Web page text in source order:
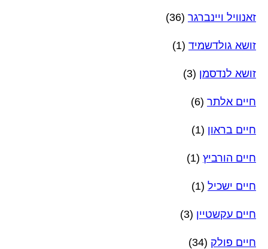
זאנוויל ויינברגר (36)
זושא גולדשמיד (1)
זושא לנדסמן (3)
חיים אלתר (6)
חיים בראון (1)
חיים הורביץ (1)
חיים ישכיל (1)
חיים עקשטיין (3)
חיים פולק (34)